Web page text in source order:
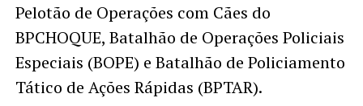
Pelotão de Operações com Cães do
BPCHOQUE, Batalhão de Operações Policiais
Especiais (BOPE) e Batalhão de Policiamento
Tático de Ações Rápidas (BPTAR).